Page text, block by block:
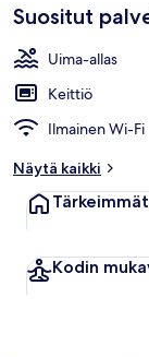
Suositut
Uima-allas
Keittiö
Ilmainen Wi-Fi
Näytä kaikki
Kodin